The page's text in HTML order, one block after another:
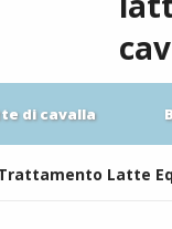
di cavalla
Latte